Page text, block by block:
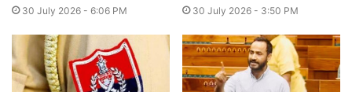
30 July 2026 - 6:06 PM 30 July 2026 - 3:50 PM